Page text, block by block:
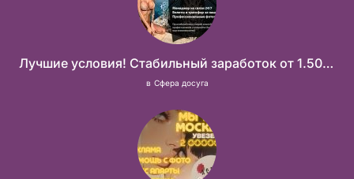
Лучшие условия! Стабильный заработок от 1.500.000₽
в Сфера досуга